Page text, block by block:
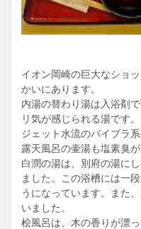
イオン岡崎の巨大なショ
かいにあります。
内湯の替わり湯は入浴剤
リ気が感じられる湯です。
ジェット水流のバイブラ
露天風呂の壷湯も塩素臭が
白潤の湯は、別府の湯に
ました。この浴槽には一
うになっています。また
いました。
桧風呂は、木の香りが漂っ